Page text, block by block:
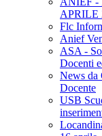
APRILE
Flc
Anief
ASA -
Docenti
News da
Docente
USB